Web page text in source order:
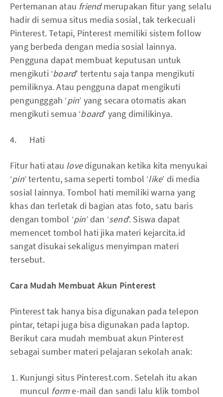
Pertemanan atau friendmerupakan fitur yang selalu
hadir di semua situs media sosial, tak terkecuali
Pinterest. Tetapi, Pinterest memiliki sistem follow
yang berbeda dengan media sosial lainnya.
Pengguna dapat membuat keputusan untuk
mengikuti ‘board’ tertentu saja tanpa mengikuti
pemiliknya. Atau pengguna dapat mengikuti
pengungggah ‘pin’ yang secara otomatis akan
mengikuti semua ‘board’ yang dimilikinya.
4. Hati
Fitur hati atau lovedigunakan ketika kita menyukai
‘pin’ tertentu, sama seperti tombol ‘like’ di media
sosial lainnya. Tombol hati memiliki warna yang
khas dan terletak di bagian atas foto, satu baris
dengan tombol ‘pin’ dan ‘send’. Siswa dapat
memencet tombol hati jika materi kejarcita.id
sangat disukai sekaligus menyimpan materi
tersebut.
Cara Mudah Membuat Akun Pinterest
Pinterest tak hanya bisa digunakan pada telepon
pintar, tetapi juga bisa digunakan pada laptop.
Berikut cara mudah membuat akun Pinterest
sebagai sumber materi pelajaran sekolah anak:
Kunjungi situs Pinterest.com. Setelah itu akan
muncul forme-mail dan sandi lalu klik tombol